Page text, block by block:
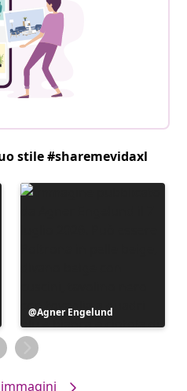
stile #sharemevidaxl
Post
pubblicato
da
Agner Engelund